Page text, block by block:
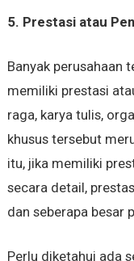
5. Prestasi atau
Banyak perusahaan
memiliki prestasi
raga, karya tulis,
khusus tersebut
itu, jika memiliki
secara detail,
dan seberapa besar
Perlu diketahui ada